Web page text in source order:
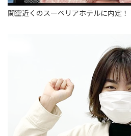
関空近くのスーペリアホテルに内定！